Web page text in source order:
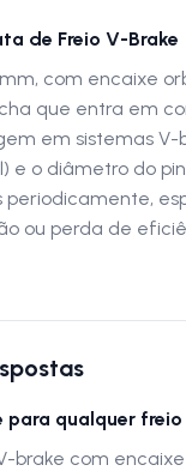
de Freio V-Brake
com encaixe
que entra em
em sistemas V-
e o diâmetro do
periodicamente,
ou perda de
para qualquer
brake com